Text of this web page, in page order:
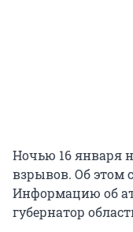
Ночью 16 января
взрывов. Об этом
Информацию об
губернатор